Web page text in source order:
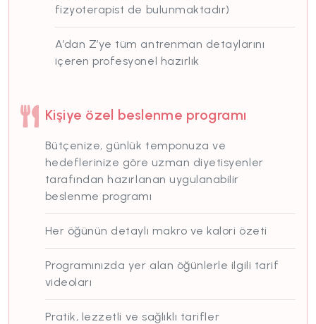
fizyoterapist de bulunmaktadır)
A’dan Z’ye tüm antrenman detaylarını
içeren profesyonel hazırlık
Kişiye özel beslenme programı
Bütçenize, günlük temponuza ve
hedeflerinize göre uzman diyetisyenler
tarafından hazırlanan uygulanabilir
beslenme programı
Her öğünün detaylı makro ve kalori özeti
Programınızda yer alan öğünlerle ilgili tarif
videoları
Pratik, lezzetli ve sağlıklı tarifler